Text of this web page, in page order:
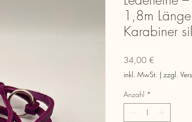
1,8m
Karabiner
34,00 €
inkl. MwSt. | zzgl.
Anzahl *